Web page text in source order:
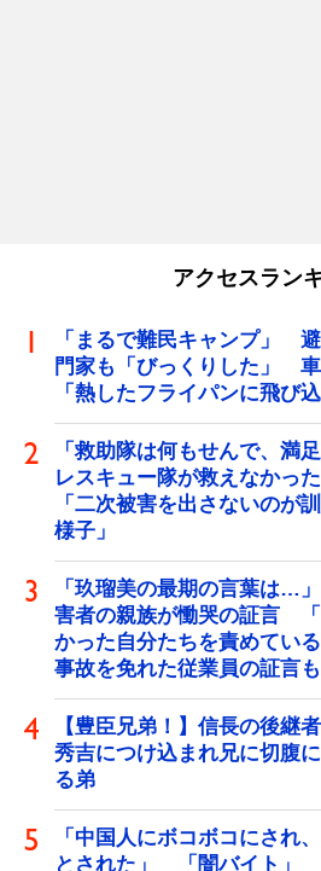
アクセスラン
「まるで難民キャンプ」
門家も「びっくりした」
「熱したフライパンに飛び
「救助隊は何もせんで、満
レスキュー隊が救えなかっ
「二次被害を出さないのが
様子」
「玖瑠美の最期の言葉は…
害者の親族が慟哭の証言
かった自分たちを責めてい
事故を免れた従業員の証言も
【豊臣兄弟！】信長の後継
秀吉につけ込まれ兄に切腹
る弟
「中国人にボコボコにされ
とされた」 「闇バイト」